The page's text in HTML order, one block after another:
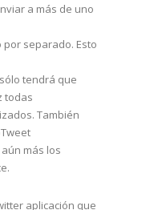
a más de uno
por separado. Esto
tendrá que
todas
También
más los
aplicación que